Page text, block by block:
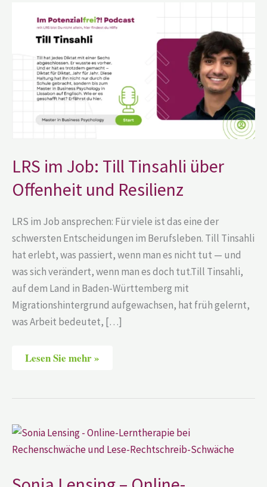
LRS im Job: Till Tinsahli über
Offenheit und Resilienz
LRS im Job ansprechen: Für viele ist das eine der
schwersten Entscheidungen im Berufsleben. Till Tinsahli
hat erlebt, was passiert, wenn man es nicht tut — und
was sich verändert, wenn man es doch tut.Till Tinsahli,
auf dem Land in Baden-Württemberg mit
Migrationshintergrund aufgewachsen, hat früh gelernt,
was Arbeit bedeutet, […]
Job:
Till
Tinsahli
über
Offenheit
und
Resilienz
Lesen Sie mehr »
Sonia
Lensing
–
bei